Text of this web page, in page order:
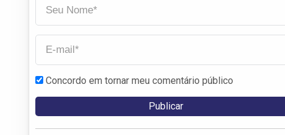
Concordo em tornar meu comentário público